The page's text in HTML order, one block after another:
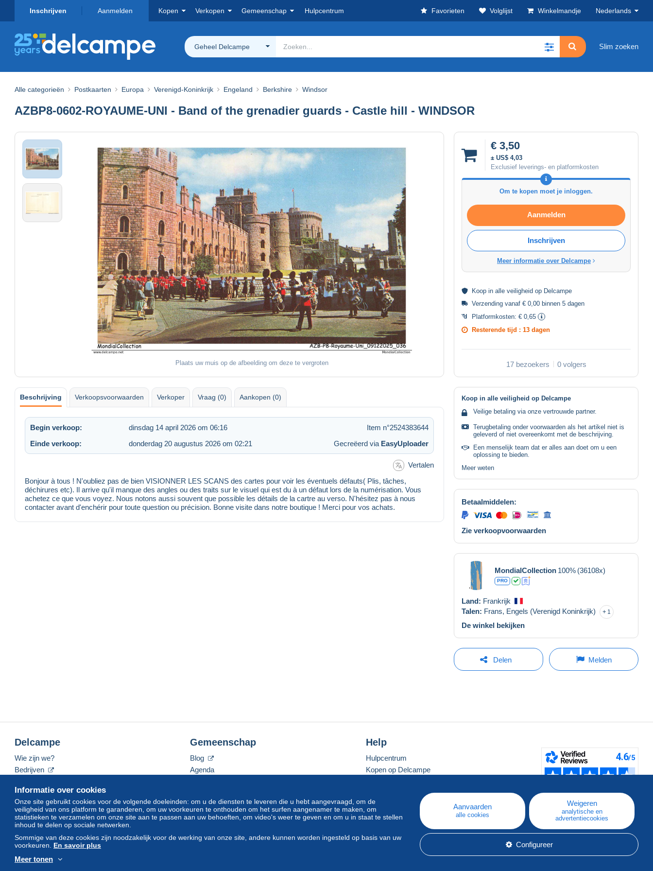
Inschrijven Aanmelden Kopen Verkopen Gemeenschap Hulpcentrum Favorieten Volglijst Winkelmandje Nederlands
Geheel Delcampe Slim zoeken
Alle categorieën Postkaarten Europa Verenigd-Koninkrijk Engeland Berkshire Windsor
AZBP8-0602-ROYAUME-UNI - Band of the grenadier guards - Castle hill - WINDSOR
Plaats uw muis op de afbeelding om deze te vergroten
€ 3,50
± US$ 4,03
Exclusief leverings- en platformkosten
Om te kopen moet je inloggen.
Aanmelden
Inschrijven
Meer informatie over Delcampe
Koop in alle veiligheid op Delcampe
Verzending vanaf € 0,00 binnen 5 dagen
Platformkosten: € 0,65
Resterende tijd : 13 dagen
17 bezoekers 0 volgers
Beschrijving Verkoopsvoorwaarden Verkoper Vraag (0) Aankopen (0)
Begin verkoop: dinsdag 14 april 2026 om 06:16
Item n°2524383644
Einde verkoop:
donderdag 20 augustus 2026 om 02:21 Gecreëerd via EasyUploader
Vertalen
Bonjour à tous ! N'oubliez pas de bien VISIONNER LES SCANS des cartes pour voir les éventuels défauts( Plis, tâches,
déchirures etc). Il arrive qu'il manque des angles ou des traits sur le visuel qui est du à un défaut lors de la numérisation. Vous
achetez ce que vous voyez. Nous notons aussi souvent que possible les détails de la cartre au verso. N'hésitez pas à nous
contacter avant d'enchérir pour toute question ou précision. Bonne visite dans notre boutique ! Merci pour vos achats.
Koop in alle veiligheid op Delcampe
Veilige betaling via onze vertrouwde partner.
Terugbetaling onder voorwaarden als het artikel niet is
geleverd of niet overeenkomt met de beschrijving.
Een menselijk team dat er alles aan doet om u een
oplossing te bieden.
Meer weten
Betaalmiddelen:
Zie verkoopvoorwaarden
MondialCollection 100% (36108x)
PRO
Land: Frankrijk
Talen: Frans, Engels (Verenigd Koninkrijk) 1
De winkel bekijken
Delen Melden
Informatie over cookies
Onze site gebruikt cookies voor de volgende doeleinden: om u de diensten te leveren die u hebt aangevraagd, om de
veiligheid van ons platform te garanderen, om uw voorkeuren te onthouden om het surfen aangenamer te maken, om
statistieken te verzamelen om onze site aan te passen aan uw behoeften, om video's weer te geven en om u in staat te stellen
inhoud te delen op sociale netwerken.
Sommige van deze cookies zijn noodzakelijk voor de werking van onze site, andere kunnen worden ingesteld op basis van uw
voorkeuren. En savoir plus
Meer tonen
Aanvaarden
alle cookies
Weigeren
analytische en
advertentiecookies
Configureer
Delcampe
Wie zijn we?
Bedrijven
Neem contact met ons op
Gemeenschap
Blog
Agenda
Help
Hulpcentrum
Kopen op Delcampe
Een beveiligde website
© Delcampe International srl. Alle rechten voorbehouden.